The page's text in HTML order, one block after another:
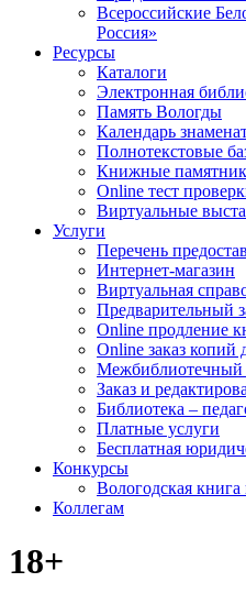
Всероссийские
Россия»
Ресурсы
Каталоги
Электронная
Память Вологды
Календарь
Полнотекстовые
Книжные
Online тест
Виртуальные
Услуги
Перечень
Интернет-магазин
Виртуальная
Предварительный
Online продление
Online заказ копий
Межбиблиотечный
Заказ и
Библиотека –
Платные услуги
Бесплатная
Конкурсы
Вологодская книга
Коллегам
18+